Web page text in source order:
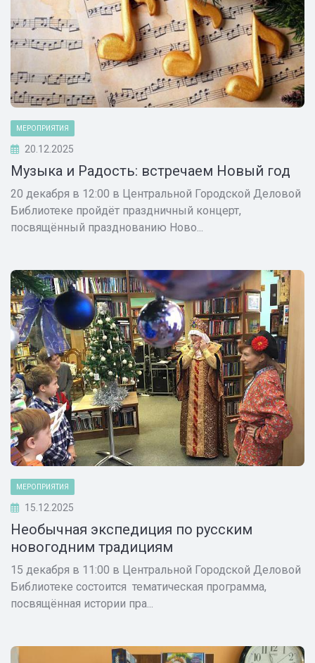
МЕРОПРИЯТИЯ
20.12.2025
Музыка и Радость: встречаем Новый год
20 декабря в 12:00 в Центральной Городской Деловой
Библиотеке пройдёт праздничный концерт,
посвящённый празднованию Ново...
МЕРОПРИЯТИЯ
15.12.2025
Необычная экспедиция по русским
новогодним традициям
15 декабря в 11:00 в Центральной Городской Деловой
Библиотеке состоится тематическая программа,
посвящённая истории пра...